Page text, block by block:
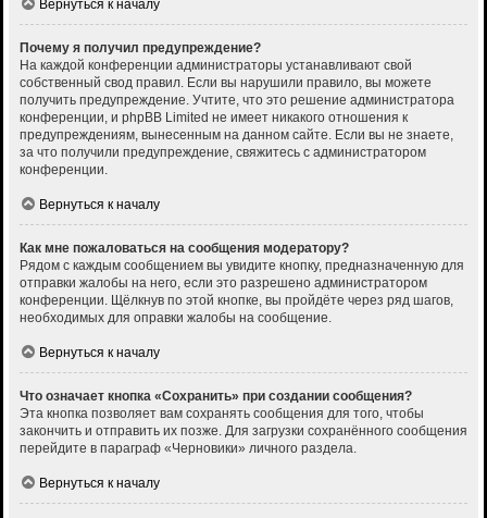
Вернуться к началу
Почему я получил предупреждение?
На каждой конференции администраторы устанавливают свой
собственный свод правил. Если вы нарушили правило, вы можете
получить предупреждение. Учтите, что это решение администратора
конференции, и phpBB Limited не имеет никакого отношения к
предупреждениям, вынесенным на данном сайте. Если вы не знаете,
за что получили предупреждение, свяжитесь с администратором
конференции.
Вернуться к началу
Как мне пожаловаться на сообщения модератору?
Рядом с каждым сообщением вы увидите кнопку, предназначенную для
отправки жалобы на него, если это разрешено администратором
конференции. Щёлкнув по этой кнопке, вы пройдёте через ряд шагов,
необходимых для оправки жалобы на сообщение.
Вернуться к началу
Что означает кнопка «Сохранить» при создании сообщения?
Эта кнопка позволяет вам сохранять сообщения для того, чтобы
закончить и отправить их позже. Для загрузки сохранённого сообщения
перейдите в параграф «Черновики» личного раздела.
Вернуться к началу